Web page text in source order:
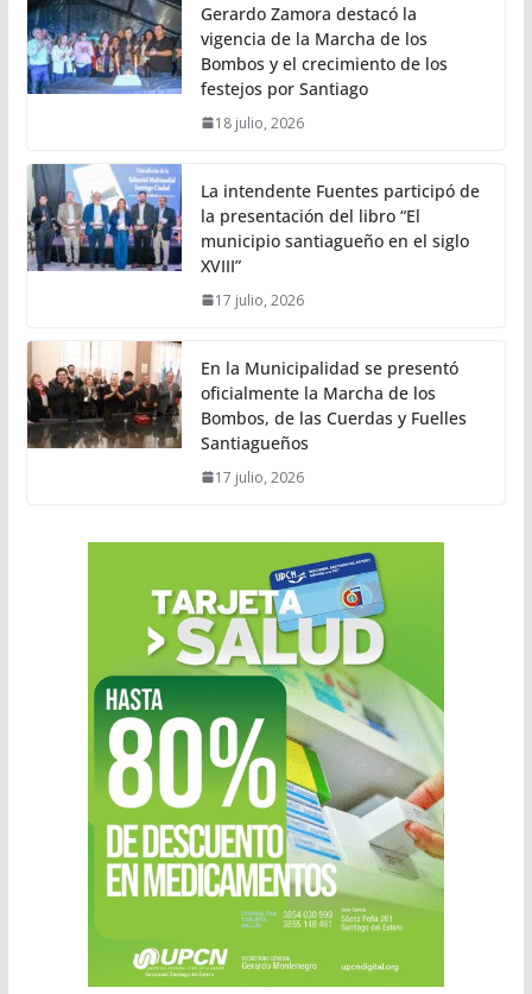
Gerardo Zamora destacó la
vigencia de la Marcha de los
Bombos y el crecimiento de los
festejos por Santiago
18 julio, 2026
La intendente Fuentes participó de
la presentación del libro “El
municipio santiagueño en el siglo
XVIII”
17 julio, 2026
En la Municipalidad se presentó
oficialmente la Marcha de los
Bombos, de las Cuerdas y Fuelles
Santiagueños
17 julio, 2026